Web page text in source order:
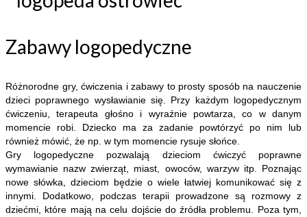
Zabawy logopedyczne
Różnorodne gry, ćwiczenia i zabawy to prosty sposób na nauczenie
dzieci poprawnego wysławianie się. Przy każdym logopedycznym
ćwiczeniu, terapeuta głośno i wyraźnie powtarza, co w danym
momencie robi. Dziecko ma za zadanie powtórzyć po nim lub
również mówić, że np. w tym momencie rysuje słońce.
Gry logopedyczne pozwalają dzieciom ćwiczyć poprawne
wymawianie nazw zwierząt, miast, owoców, warzyw itp. Poznając
nowe słówka, dzieciom będzie o wiele łatwiej komunikować się z
innymi. Dodatkowo, podczas terapii prowadzone są rozmowy z
dziećmi, które mają na celu dojście do źródła problemu. Poza tym,